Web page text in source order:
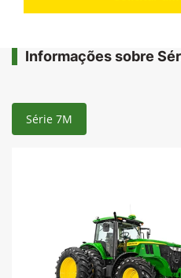
Informações sobre
Série 7M